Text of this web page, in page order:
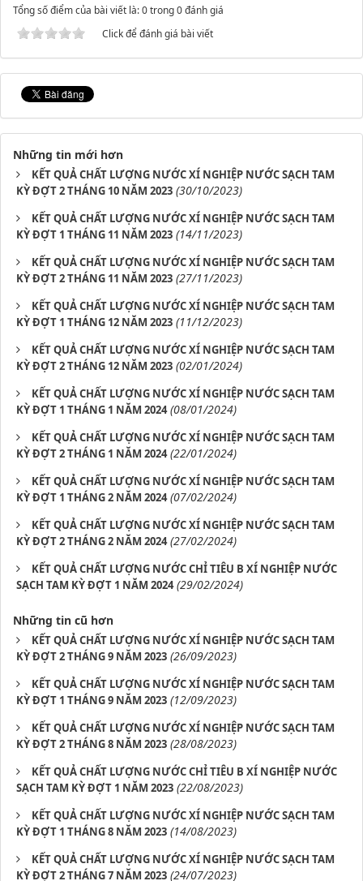
Tổng số điểm của bài viết là: 0 trong 0 đánh giá
Click để đánh giá bài viết
Những tin mới hơn
KẾT QUẢ CHẤT LƯỢNG NƯỚC XÍ NGHIỆP NƯỚC SẠCH TAM
KỲ ĐỢT 2 THÁNG 10 NĂM 2023 (30/10/2023)
KẾT QUẢ CHẤT LƯỢNG NƯỚC XÍ NGHIỆP NƯỚC SẠCH TAM
KỲ ĐỢT 1 THÁNG 11 NĂM 2023 (14/11/2023)
KẾT QUẢ CHẤT LƯỢNG NƯỚC XÍ NGHIỆP NƯỚC SẠCH TAM
KỲ ĐỢT 2 THÁNG 11 NĂM 2023 (27/11/2023)
KẾT QUẢ CHẤT LƯỢNG NƯỚC XÍ NGHIỆP NƯỚC SẠCH TAM
KỲ ĐỢT 1 THÁNG 12 NĂM 2023 (11/12/2023)
KẾT QUẢ CHẤT LƯỢNG NƯỚC XÍ NGHIỆP NƯỚC SẠCH TAM
KỲ ĐỢT 2 THÁNG 12 NĂM 2023 (02/01/2024)
KẾT QUẢ CHẤT LƯỢNG NƯỚC XÍ NGHIỆP NƯỚC SẠCH TAM
KỲ ĐỢT 1 THÁNG 1 NĂM 2024 (08/01/2024)
KẾT QUẢ CHẤT LƯỢNG NƯỚC XÍ NGHIỆP NƯỚC SẠCH TAM
KỲ ĐỢT 2 THÁNG 1 NĂM 2024 (22/01/2024)
KẾT QUẢ CHẤT LƯỢNG NƯỚC XÍ NGHIỆP NƯỚC SẠCH TAM
KỲ ĐỢT 1 THÁNG 2 NĂM 2024 (07/02/2024)
KẾT QUẢ CHẤT LƯỢNG NƯỚC XÍ NGHIỆP NƯỚC SẠCH TAM
KỲ ĐỢT 2 THÁNG 2 NĂM 2024 (27/02/2024)
KẾT QUẢ CHẤT LƯỢNG NƯỚC CHỈ TIÊU B XÍ NGHIỆP NƯỚC
SẠCH TAM KỲ ĐỢT 1 NĂM 2024 (29/02/2024)
Những tin cũ hơn
KẾT QUẢ CHẤT LƯỢNG NƯỚC XÍ NGHIỆP NƯỚC SẠCH TAM
KỲ ĐỢT 2 THÁNG 9 NĂM 2023 (26/09/2023)
KẾT QUẢ CHẤT LƯỢNG NƯỚC XÍ NGHIỆP NƯỚC SẠCH TAM
KỲ ĐỢT 1 THÁNG 9 NĂM 2023 (12/09/2023)
KẾT QUẢ CHẤT LƯỢNG NƯỚC XÍ NGHIỆP NƯỚC SẠCH TAM
KỲ ĐỢT 2 THÁNG 8 NĂM 2023 (28/08/2023)
KẾT QUẢ CHẤT LƯỢNG NƯỚC CHỈ TIÊU B XÍ NGHIỆP NƯỚC
SẠCH TAM KỲ ĐỢT 1 NĂM 2023 (22/08/2023)
KẾT QUẢ CHẤT LƯỢNG NƯỚC XÍ NGHIỆP NƯỚC SẠCH TAM
KỲ ĐỢT 1 THÁNG 8 NĂM 2023 (14/08/2023)
KẾT QUẢ CHẤT LƯỢNG NƯỚC XÍ NGHIỆP NƯỚC SẠCH TAM
KỲ ĐỢT 2 THÁNG 7 NĂM 2023 (24/07/2023)